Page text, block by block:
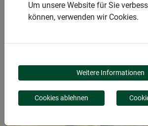
BINDEDRAHT
Um unsere Website für Sie
können, verwenden wir Cookies.
Weitere Informationen
Cookies ablehnen